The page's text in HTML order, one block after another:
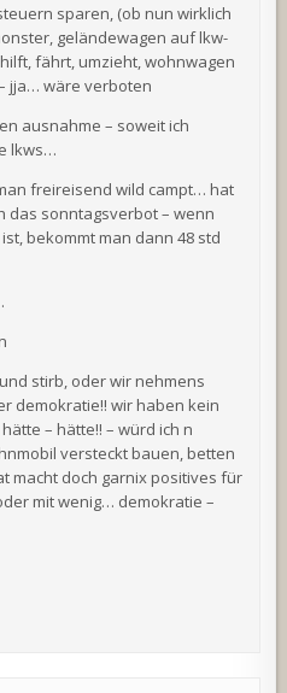
sparen, (ob nun wirklich
geländewagen auf lkw-
fährt, umzieht, wohnwagen
jja… wäre verboten
ausnahme – soweit ich
lkws…
freireisend wild campt… hat
das sonntagsverbot – wenn
bekommt man dann 48 std
stirb, oder wir nehmens
demokratie!! wir haben kein
– hätte!! – würd ich n
versteckt bauen, betten
macht doch garnix positives für
mit wenig… demokratie –